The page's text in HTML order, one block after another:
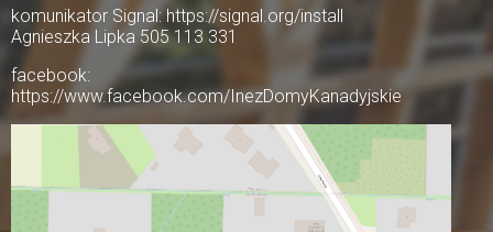
komunikator Signal: https://signal.org/install
Agnieszka Lipka 505 113 331
facebook:
https://www.facebook.com/InezDomyKanadyjskie